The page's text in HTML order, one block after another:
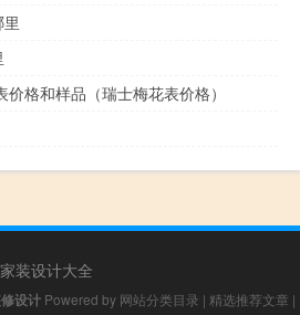
格和样品（瑞士梅花表价格）
家装设计大全
设计Powered by 网站分类目录 | 精选推荐文章 |